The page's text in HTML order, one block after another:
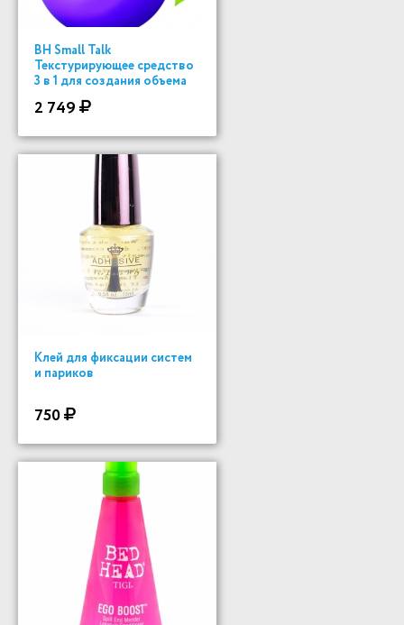
BH Small Talk
Текстурирующее средство
3 в 1 для создания объема
2 749
Клей для фиксации систем
и париков
750